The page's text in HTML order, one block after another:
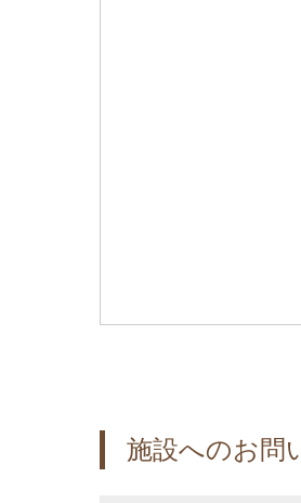
施設へのお問